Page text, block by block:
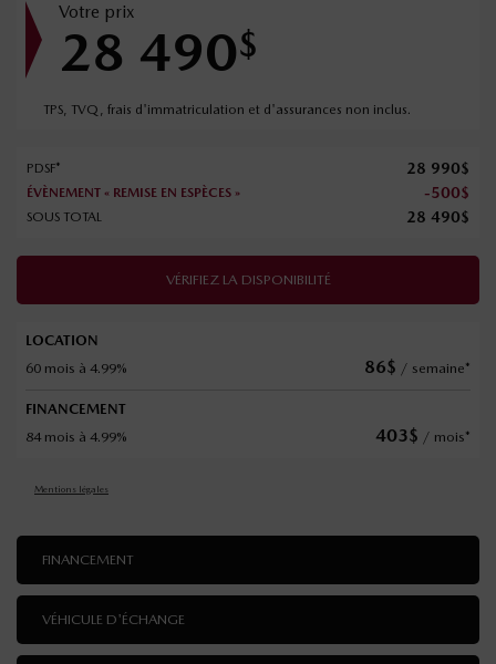
Votre prix
28 490$
TPS, TVQ, frais d'immatriculation et d'assurances non inclus.
PDSF* 28 990$
ÉVÈNEMENT « REMISE EN ESPÈCES » -500$
SOUS TOTAL 28 490$
VÉRIFIEZ LA DISPONIBILITÉ
LOCATION
60 mois à 4.99%
86$ / semaine*
FINANCEMENT
84 mois à 4.99%
403$ / mois*
Mentions légales
FINANCEMENT
VÉHICULE D'ÉCHANGE